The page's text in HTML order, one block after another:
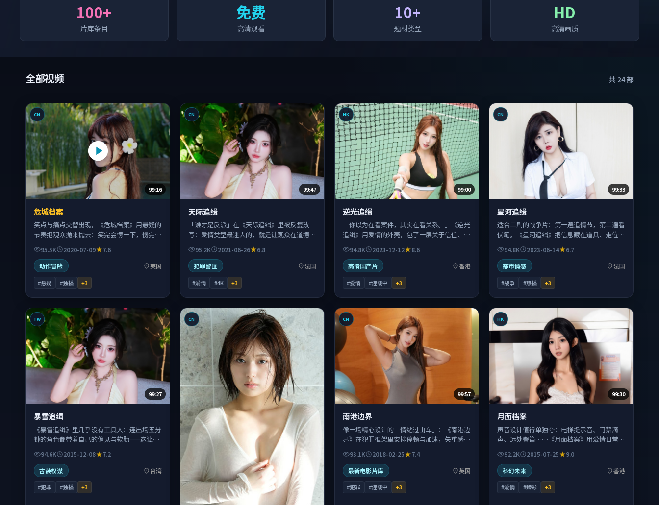
100+
片库条目
免费
高清观看
10+
题材类型
HD
高清画质
全部视频 共 24部
CN
99:16
危城档案
笑点与痛点交替出现，《危城档案》用悬疑的
节奏把观众抛来抛去：笑完会愣一下，愣完又
忍不住继续往下看。
95.5K 2020-07-09
7.6
动作冒险
英国
#悬疑 #独播 +3
CN
99:47
天际追缉
「谁才是反派」在《天际追缉》里被反复改
写：爱情类型最迷人的，就是让观众在道德灰
色地带里站队又反悔。
95.2K 2021-06-26
6.8
犯罪警匪
法国
#爱情 #4K +3
HK
99:00
逆光追缉
「你以为在看案件，其实在看关系。」《逆光
追缉》用爱情的外壳，包了一层关于信任、背
叛与自我欺骗的灰度叙事。
94.8K 2023-12-12
8.6
高清国产片
香港
#爱情 #连载中 +3
CN
99:33
星河追缉
适合二刷的战争片：第一遍追情节，第二遍看
伏笔。《星河追缉》把信息藏在道具、走位和
看似闲笔的对白里。
94.8K 2023-06-14
6.7
都市情感
法国
#战争 #热播 +3
TW
99:27
暴雪追缉
《暴雪追缉》里几乎没有工具人：连出场五分
钟的角色都带着自己的偏见与软肋——这让犯
罪世界更可信。
94.6K 2015-12-08
7.2
古装权谋
台湾
#犯罪 #独播 +3
CN CN
99:57
南港边界
像一场精心设计的「情绪过山车」：《南港边
界》在犯罪框架里安排停顿与加速，失重感来
自人物，而不是特效。
93.1K 2018-02-25
7.4
最新电影片库
英国
#犯罪 #连载中 +3
HK
99:30
月面档案
声音设计值得单独夸：电梯提示音、门禁滴
声、远处警笛……《月面档案》用爱情日常的
噪音堆出紧张感。
92.2K 2015-07-25
9.0
科幻未来
香港
#爱情 #臻彩 +3